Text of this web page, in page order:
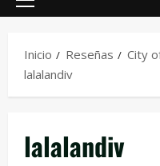
Inicio Reseñas
City
lalalandiv
lalalandiv